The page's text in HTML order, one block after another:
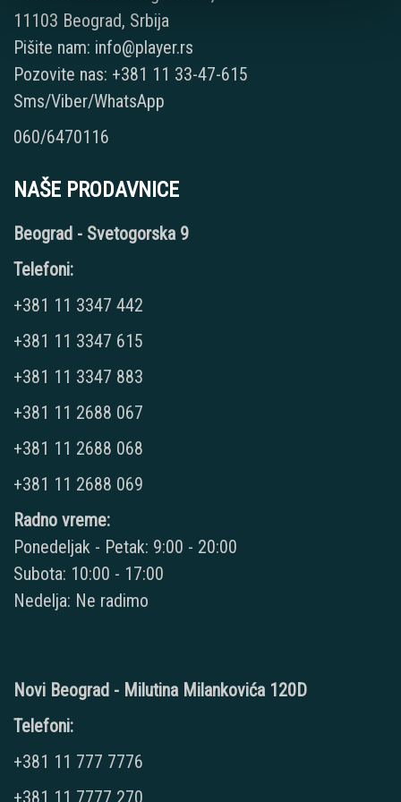
11103 Beograd, Srbija
Pišite nam: info@player.rs
Pozovite nas: +381 11 33-47-615
Sms/Viber/WhatsApp
060/6470116
NAŠE PRODAVNICE
Beograd - Svetogorska 9
Telefoni:
+381 11 3347 442
+381 11 3347 615
+381 11 3347 883
+381 11 2688 067
+381 11 2688 068
+381 11 2688 069
Radno vreme:
Ponedeljak - Petak: 9:00 - 20:00
Subota: 10:00 - 17:00
Nedelja: Ne radimo
Novi Beograd - Milutina Milankovića 120D
Telefoni:
+381 11 777 7776
+381 11 7777 270